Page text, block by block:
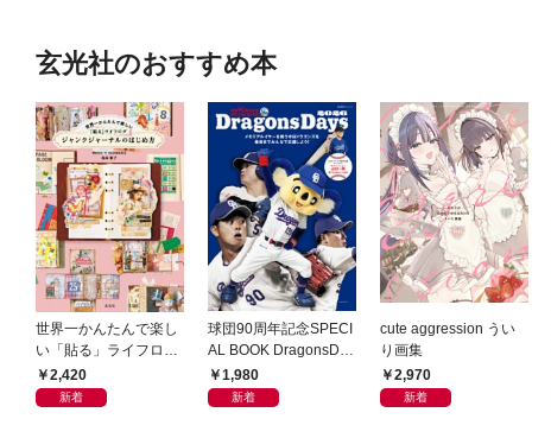
玄光社のおすすめ本
世界一かんたんで楽し
い「貼る」ライフログ
ジャンクジャーナルの
はじめ方
2,420
新着
球団90周年記念SPECI
AL BOOK DragonsDay
s 2026
1,980
新着
cute aggression うい
り画集
2,970
新着